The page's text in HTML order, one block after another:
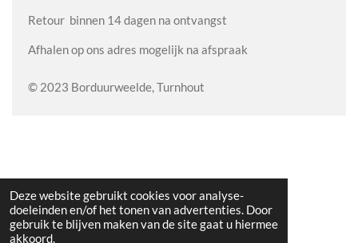
Deze website gebruikt cookies voor analyse-
doeleinden en/of het tonen van advertenties. Door
gebruik te blijven maken van de site gaat u hiermee
akkoord.
Retour binnen 14 dagen na ontvangst
Afhalen op ons adres mogelijk na afspraak
© 2023 Borduurweelde, Turnhout